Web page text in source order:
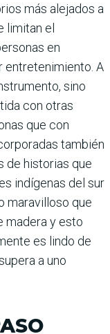
más alejados a
limitan el
en
entretenimiento. A
sino
con otras
que con
también
de historias que
indígenas del sur
maravilloso que
madera y esto
es lindo de
a uno